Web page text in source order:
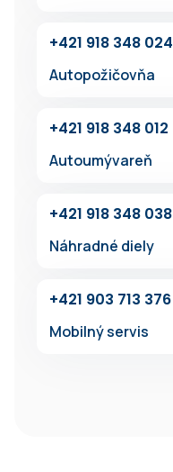
+42‍1 918 348 024
Autopožičovňa
+42‍1 91‍8 348 012
Autoumývareň
+4‍21 918 34‍8 038
Náhradné diely
+421 903 713 376
Mobilný servis